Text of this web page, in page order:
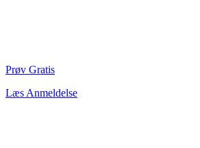
Prøv Gratis
Læs Anmeldelse